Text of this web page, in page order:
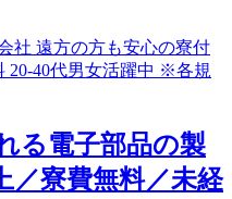
る電子部品の製
／寮費無料／未経